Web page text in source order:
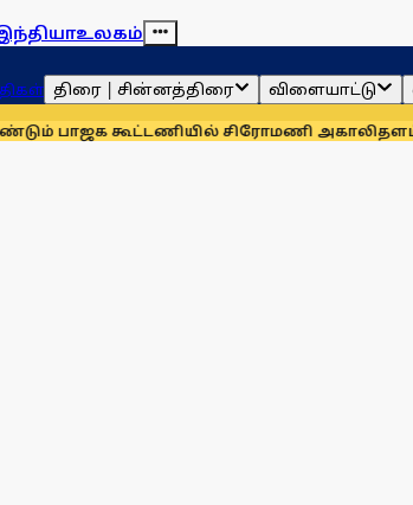
உலகம்
திரை | சின்னத்திரை விளையாட்டு
கூட்டணியில் சிரோமணி அகாலிதளம்?ஓணம்